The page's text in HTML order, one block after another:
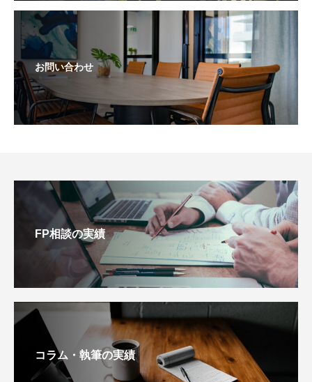
お問い合わせ
FP相談の実績
コラム・執筆の実績